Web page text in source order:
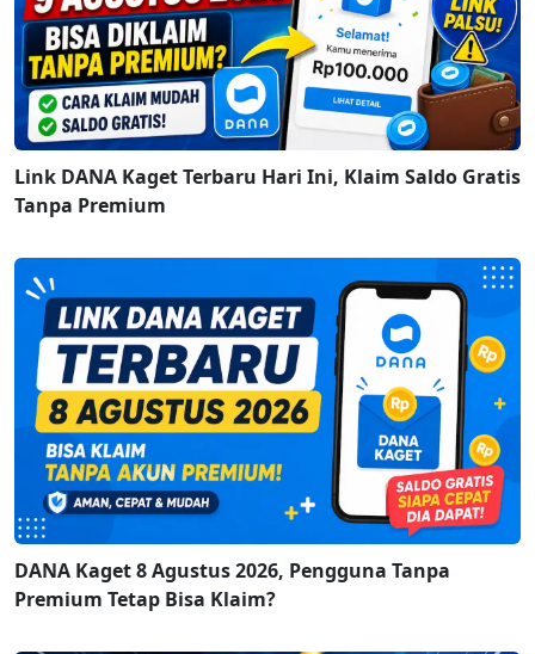
Link DANA Kaget Terbaru Hari Ini, Klaim Saldo Gratis
Tanpa Premium
DANA Kaget 8 Agustus 2026, Pengguna Tanpa
Premium Tetap Bisa Klaim?